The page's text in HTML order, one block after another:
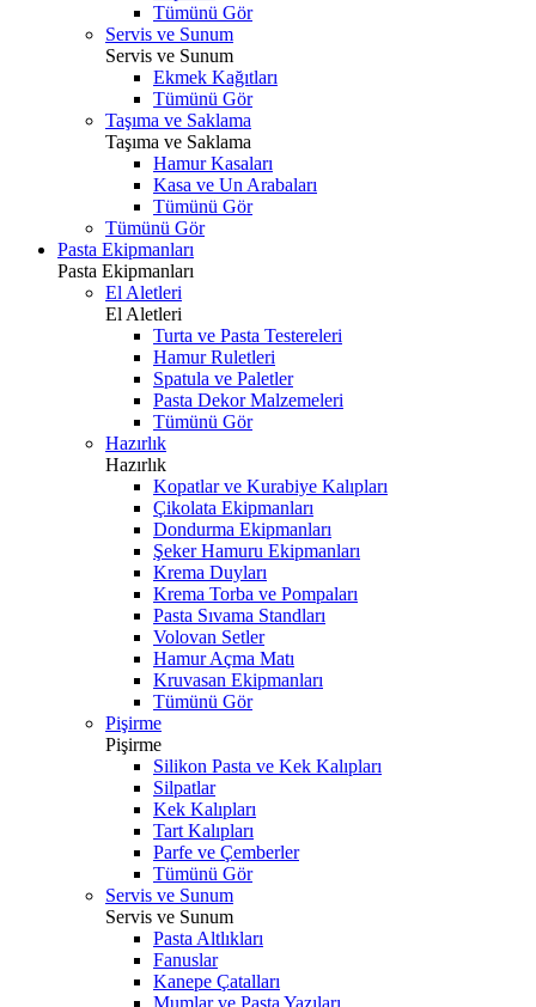
Tümünü Gör
Servis ve Sunum
Servis ve Sunum
Ekmek Kağıtları
Tümünü Gör
Taşıma ve Saklama
Taşıma ve Saklama
Hamur Kasaları
Kasa ve Un Arabaları
Tümünü Gör
Tümünü Gör
Pasta Ekipmanları
Pasta Ekipmanları
El Aletleri
El Aletleri
Turta ve Pasta Testereleri
Hamur Ruletleri
Spatula ve Paletler
Pasta Dekor Malzemeleri
Tümünü Gör
Hazırlık
Hazırlık
Kopatlar ve Kurabiye Kalıpları
Çikolata Ekipmanları
Dondurma Ekipmanları
Şeker Hamuru Ekipmanları
Krema Duyları
Krema Torba ve Pompaları
Pasta Sıvama Standları
Volovan Setler
Hamur Açma Matı
Kruvasan Ekipmanları
Tümünü Gör
Pişirme
Pişirme
Silikon Pasta ve Kek Kalıpları
Silpatlar
Kek Kalıpları
Tart Kalıpları
Parfe ve Çemberler
Tümünü Gör
Servis ve Sunum
Servis ve Sunum
Pasta Altlıkları
Fanuslar
Kanepe Çatalları
Mumlar ve Pasta Yazıları